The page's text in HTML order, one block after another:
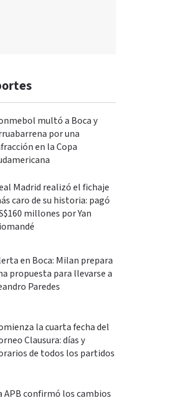
multó a Boca y
por una
en la Copa
Madrid realizó el fichaje
caro de su historia: pagó
millones por Yan
en Boca: Milan prepara
propuesta para llevarse a
Paredes
la cuarta fecha del
Clausura: días y
de todos los partidos
APB confirmó los cambios